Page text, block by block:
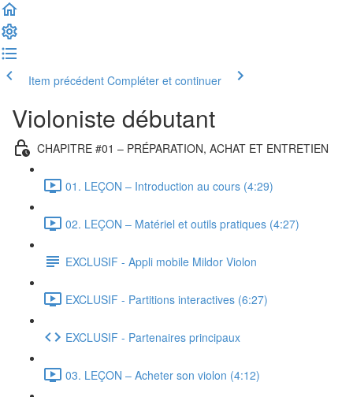
Item précédent Compléter et continuer
Violoniste débutant
CHAPITRE #01 – PRÉPARATION, ACHAT ET ENTRETIEN
01. LEÇON – Introduction au cours (4:29)
02. LEÇON – Matériel et outils pratiques (4:27)
EXCLUSIF - Appli mobile Mildor Violon
EXCLUSIF - Partitions interactives (6:27)
EXCLUSIF - Partenaires principaux
03. LEÇON – Acheter son violon (4:12)